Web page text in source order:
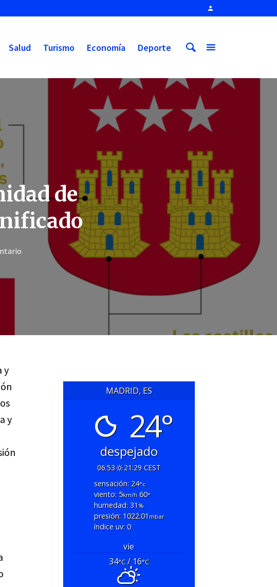
Salud Turismo Economía Deporte
de
y
y
MADRID, ES
24°
despejado
06:53
21:29 CEST
sensación: 24°c
viento: 5km/h60°
humedad: 31 %
presión: 1022.01 mbar
índice uv: 0
vie
34°C/ 16°C